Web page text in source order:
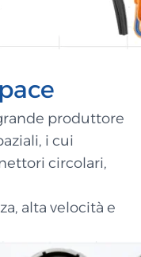
produttore
i cui
circolari,
alta velocità e